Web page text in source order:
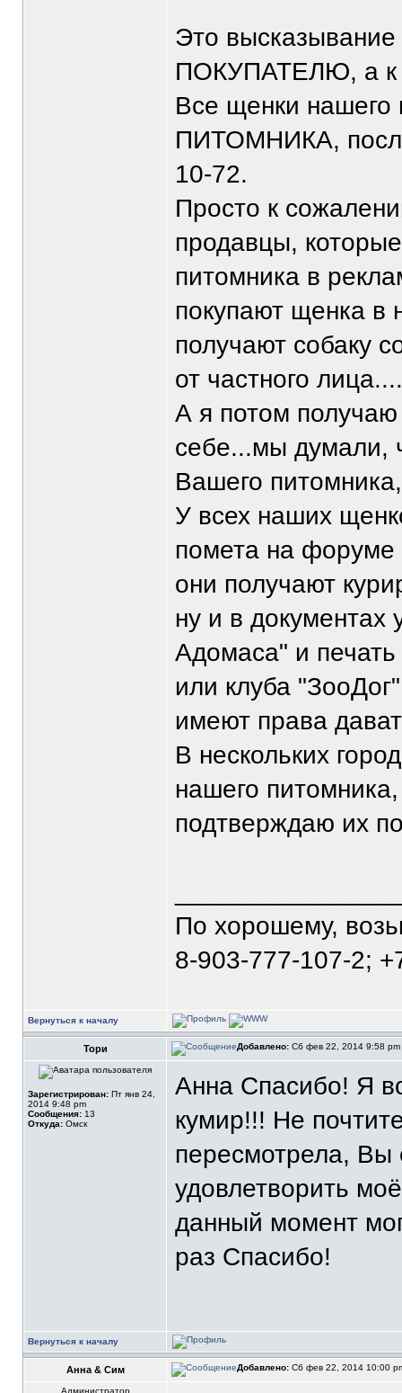
Это
ПОКУПАТЕЛЮ, а
Все щенки нашего
ПИТОМНИКА,
10-72.
Просто к
продавцы,
питомника в
покупают щенка в
получают собаку
от частного лица....
А я потом получаю
себе...мы думали,
Вашего
У всех наших
помета на
они получают
ну и в документах
Адомаса" и
или клуба
имеют права
В нескольких
нашего
подтверждаю их
По хорошему,
8-903-777-107-2;
Вернуться к началу
Тори Добавлено: Сб фев 22, 2014 9:58 pm
Зарегистрирован: Пт янв 24,
2014 9:48 pm
Сообщения: 13
Откуда: Омск
Анна Спасибо! Я
кумир!!! Не
пересмотрела, Вы
удовлетворить
данный момент
раз Спасибо!
Вернуться к началу
Анна & Сим Добавлено: Сб фев 22, 2014 10:00
Администратор